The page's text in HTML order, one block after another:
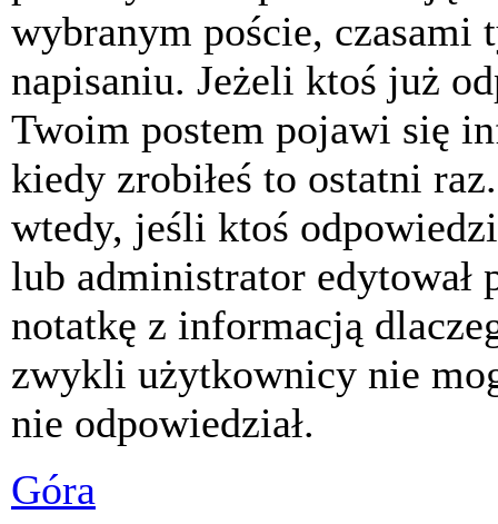
wybranym poście, czasami
napisaniu. Jeżeli ktoś już
Twoim postem pojawi się
kiedy zrobiłeś to ostatni
wtedy, jeśli ktoś
lub administrator edytował
notatkę z informacją
zwykli użytkownicy nie
nie odpowiedział.
Góra